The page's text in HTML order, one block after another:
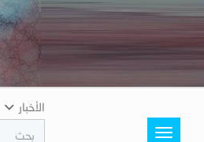
Toggle
الأخبار